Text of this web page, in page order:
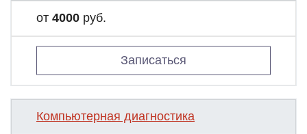
от 4000 руб.
Записаться
Компьютерная диагностика